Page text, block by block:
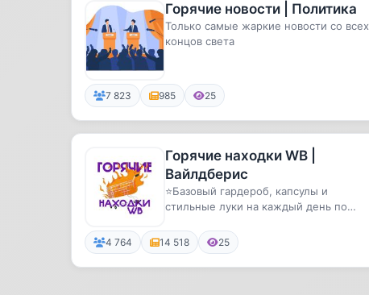
Горячие новости | Политика
Только самые жаркие новости со всех
концов света
7 823 985 25
Горячие находки WB |
Вайлдберис
⭐️Базовый гардероб, капсулы и
стильные луки на каждый день по
4 764 14 518 25